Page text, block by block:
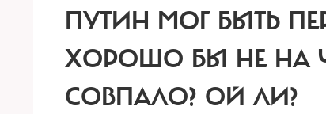
ПУТИН МОГ БЫТЬ
ХОРОШО БЫ НЕ НА
СОВПАЛО? ОЙ ЛИ?